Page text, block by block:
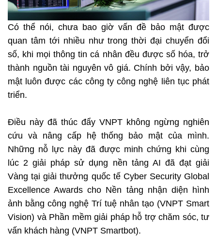
Tần số vô tuyến điện
Bảo mật
Giải pháp
Phần mềm
Bảo mật
Nội dung số
Chữ ký số
Giải pháp
Bảng điện tử
BỘ KHOA HỌC VÀ CÔNG NGHỆ
MINISTRY OF SCIENCE AND TECHNOLOGY
Hệ thống nội bộ
Sơ đồ trang
Liên kết
Cơ quan chủ quản: Bộ Khoa học và Công nghệ (MST)
Chịu trách nhiệm nội dung: Nguyễn Thị Hải Hằng Giám đốc
Trung tâm Truyền thông Khoa học và Công nghệ.
Liên hệ
Có thể nói, chưa bao giờ vấn đề bảo mật được
quan tâm tới nhiều như trong thời đại chuyển đổi
số, khi mọi thông tin cá nhân đều được số hóa, trở
thành nguồn tài nguyên vô giá. Chính bởi vậy, bảo
mật luôn được các công ty công nghệ liên tục phát
triển.
Điều này đã thúc đẩy VNPT không ngừng nghiên
cứu và nâng cấp hệ thống bảo mật của mình.
Những nỗ lực này đã được minh chứng khi cùng
lúc 2 giải pháp sử dụng nền tảng AI đã đạt giải
Vàng tại giải thưởng quốc tế Cyber Security Global
Excellence Awards cho Nền tảng nhận diện hình
ảnh bằng công nghệ Trí tuệ nhân tạo (VNPT Smart
Vision) và Phần mềm giải pháp hỗ trợ chăm sóc, tư
vấn khách hàng (VNPT Smartbot).